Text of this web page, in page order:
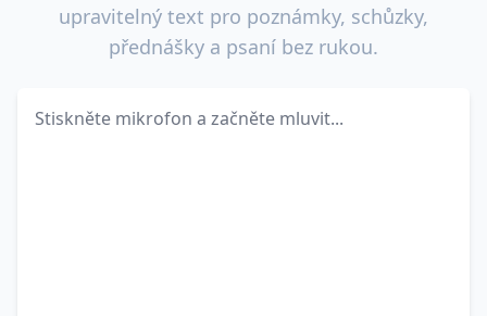
upravitelný text pro poznámky, schůzky,
přednášky a psaní bez rukou.